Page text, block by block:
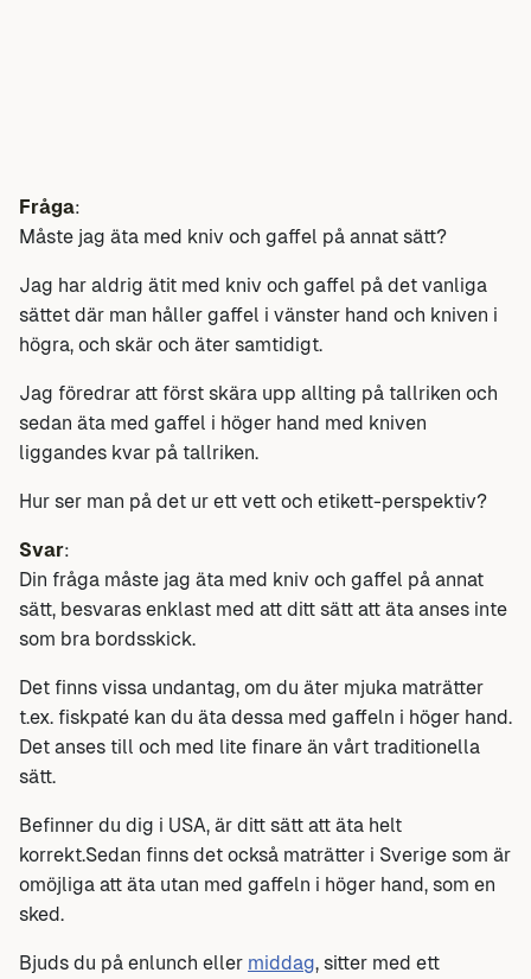
Fråga:
Måste jag äta med kniv och gaffel på annat sätt?
Jag har aldrig ätit med kniv och gaffel på det vanliga
sättet där man håller gaffel i vänster hand och kniven i
högra, och skär och äter samtidigt.
Jag föredrar att först skära upp allting på tallriken och
sedan äta med gaffel i höger hand med kniven
liggandes kvar på tallriken.
Hur ser man på det ur ett vett och etikett-perspektiv?
Svar:
Din fråga måste jag äta med kniv och gaffel på annat
sätt, besvaras enklast med att ditt sätt att äta anses inte
som bra bordsskick.
Det finns vissa undantag, om du äter mjuka maträtter
t.ex. fiskpaté kan du äta dessa med gaffeln i höger hand.
Det anses till och med lite finare än vårt traditionella
sätt.
Befinner du dig i USA, är ditt sätt att äta helt
korrekt.Sedan finns det också maträtter i Sverige som är
omöjliga att äta utan med gaffeln i höger hand, som en
sked.
Bjuds du på enlunch eller middag, sitter med ett